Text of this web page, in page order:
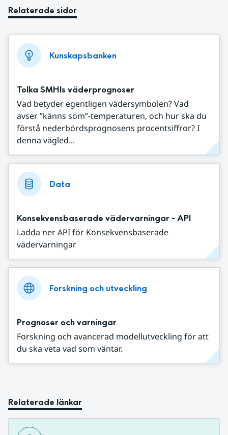
Relaterade sidor
Kunskapsbanken
Tolka SMHIs väderprognoser
Vad betyder egentligen vädersymbolen? Vad
avser ”känns som”-temperaturen, och hur ska du
förstå nederbördsprognosens procentsiffror? I
denna vägled...
Data
Konsekvensbaserade vädervarningar - API
Ladda ner API för Konsekvensbaserade
vädervarningar
Forskning och utveckling
Prognoser och varningar
Forskning och avancerad modellutveckling för att
du ska veta vad som väntar.
Relaterade länkar